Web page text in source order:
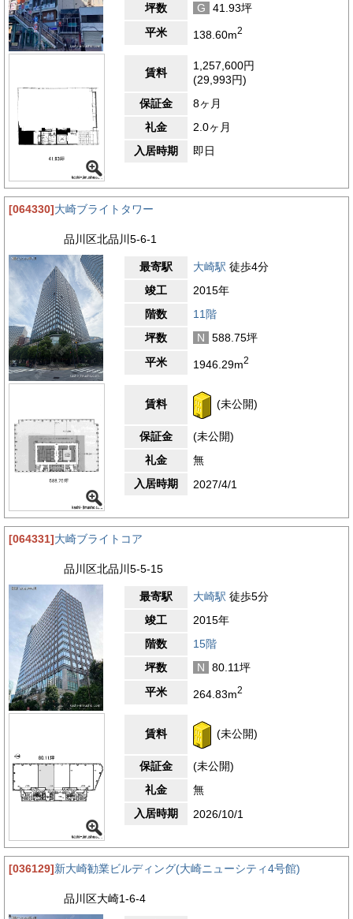
坪数 G
41.93坪
平米
138.60m2
賃料
1,257,600円
(29,993円)
保証金
8ヶ月
礼金
2.0ヶ月
入居時期
即日
[064330]大崎ブライトタワー
品川区北品川5-6-1
最寄駅 大崎駅 徒歩4分
竣工
2015年
階数
11階
坪数
N
588.75坪
平米
1946.29m2
賃料 (未公開)
保証金
(未公開)
礼金
無
入居時期
2027/4/1
[064331]大崎ブライトコア
品川区北品川5-5-15
最寄駅 大崎駅 徒歩5分
竣工
2015年
階数
15階
坪数
N
80.11坪
平米
264.83m2
賃料 (未公開)
保証金
(未公開)
礼金
無
入居時期
2026/10/1
[036129]新大崎勧業ビルディング(大崎ニューシティ4号館)
品川区大崎1-6-4